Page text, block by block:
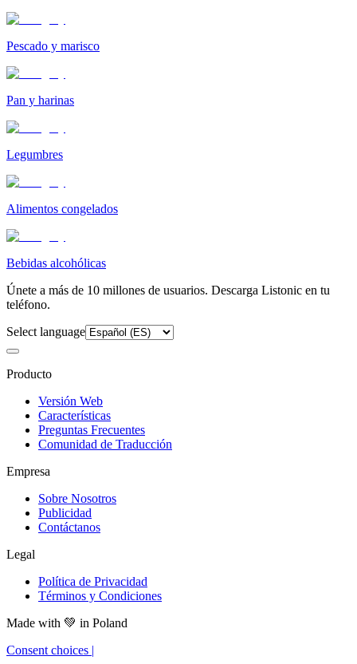
Pescado y marisco
Pan y harinas
Legumbres
Alimentos congelados
Bebidas alcohólicas
Únete a más de 10 millones de usuarios. Descarga Listonic en tu
teléfono.
Select language
Producto
Versión Web
Características
Preguntas Frecuentes
Comunidad de Traducción
Empresa
Sobre Nosotros
Publicidad
Contáctanos
Legal
Política de Privacidad
Términos y Condiciones
Made with 💚 in Poland
Consent choices |